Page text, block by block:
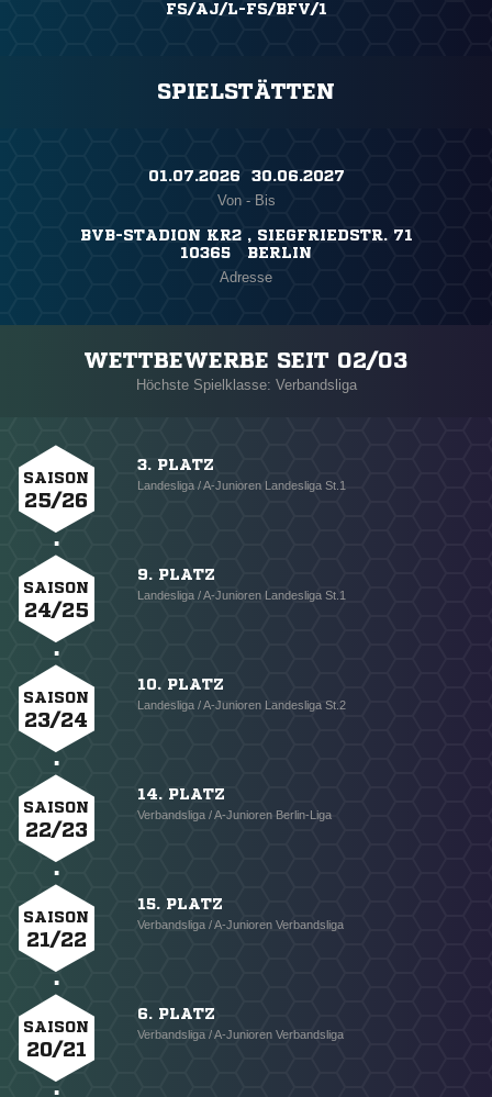
FS/AJ/L-FS/BFV/1
SPIELSTÄTTEN
01.07.2026 ​ 30.06.2027
Von - Bis
BVB-STADION KR2 , SIEGFRIEDSTR. 71
10365 BERLIN
Adresse
WETTBEWERBE SEIT 02/03
Höchste Spielklasse: Verbandsliga
SAISON
25/26
3. PLATZ
Landesliga / A-Junioren Landesliga St.1
SAISON
24/25
9. PLATZ
Landesliga / A-Junioren Landesliga St.1
SAISON
23/24
10. PLATZ
Landesliga / A-Junioren Landesliga St.2
SAISON
22/23
14. PLATZ
Verbandsliga / A-Junioren Berlin-Liga
SAISON
21/22
15. PLATZ
Verbandsliga / A-Junioren Verbandsliga
SAISON
20/21
6. PLATZ
Verbandsliga / A-Junioren Verbandsliga